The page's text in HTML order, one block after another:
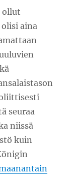
ollut
aina
seuraa
niissä
kuin